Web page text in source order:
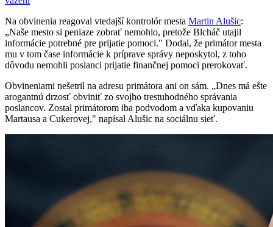
Na obvinenia reagoval vtedajší kontrolór mesta Martin Alušic:
„Naše mesto si peniaze zobrať nemohlo, pretože Blcháč utajil
informácie potrebné pre prijatie pomoci." Dodal, že primátor mesta
mu v tom čase informácie k príprave správy neposkytol, z toho
dôvodu nemohli poslanci prijatie finančnej pomoci prerokovať.
Obvineniami nešetril na adresu primátora ani on sám. „Dnes má ešte
arogantnú drzosť obviniť zo svojho trestuhodného správania
poslancov. Zostal primátorom iba podvodom a vďaka kupovaniu
Martausa a Cukerovej," napísal Alušic na sociálnu sieť.